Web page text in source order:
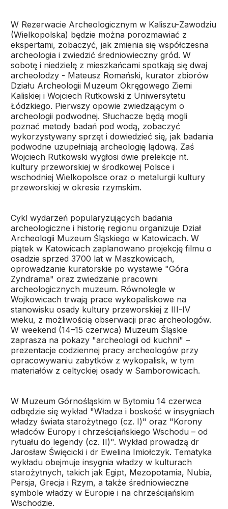
W Rezerwacie Archeologicznym w Kaliszu-Zawodziu
(Wielkopolska) będzie można porozmawiać z
ekspertami, zobaczyć, jak zmienia się współczesna
archeologia i zwiedzić średniowieczny gród. W
sobotę i niedzielę z mieszkańcami spotkają się dwaj
archeolodzy - Mateusz Romański, kurator zbiorów
Działu Archeologii Muzeum Okręgowego Ziemi
Kaliskiej i Wojciech Rutkowski z Uniwersytetu
Łódzkiego. Pierwszy opowie zwiedzającym o
archeologii podwodnej. Słuchacze będą mogli
poznać metody badań pod wodą, zobaczyć
wykorzystywany sprzęt i dowiedzieć się, jak badania
podwodne uzupełniają archeologię lądową. Zaś
Wojciech Rutkowski wygłosi dwie prelekcje nt.
kultury przeworskiej w środkowej Polsce i
wschodniej Wielkopolsce oraz o metalurgii kultury
przeworskiej w okresie rzymskim.
Cykl wydarzeń popularyzujących badania
archeologiczne i historię regionu organizuje Dział
Archeologii Muzeum Śląskiego w Katowicach. W
piątek w Katowicach zaplanowano projekcję filmu o
osadzie sprzed 3700 lat w Maszkowicach,
oprowadzanie kuratorskie po wystawie "Góra
Zyndrama" oraz zwiedzanie pracowni
archeologicznych muzeum. Równolegle w
Wojkowicach trwają prace wykopaliskowe na
stanowisku osady kultury przeworskiej z III-IV
wieku, z możliwością obserwacji prac archeologów.
W weekend (14–15 czerwca) Muzeum Śląskie
zaprasza na pokazy "archeologii od kuchni" –
prezentacje codziennej pracy archeologów przy
opracowywaniu zabytków z wykopalisk, w tym
materiałów z celtyckiej osady w Samborowicach.
W Muzeum Górnośląskim w Bytomiu 14 czerwca
odbędzie się wykład "Władza i boskość w insygniach
władzy świata starożytnego (cz. I)" oraz "Korony
władców Europy i chrześcijańskiego Wschodu – od
rytuału do legendy (cz. II)". Wykład prowadzą dr
Jarosław Święcicki i dr Ewelina Imiołczyk. Tematyka
wykładu obejmuje insygnia władzy w kulturach
starożytnych, takich jak Egipt, Mezopotamia, Nubia,
Persja, Grecja i Rzym, a także średniowieczne
symbole władzy w Europie i na chrześcijańskim
Wschodzie.